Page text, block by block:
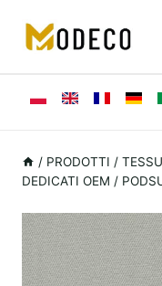
contenuto
/ PRODOTTI /
DEDICATI OEM /